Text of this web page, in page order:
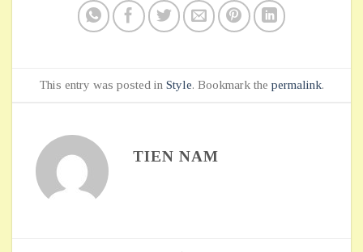
This entry was posted in Style. Bookmark the permalink.
TIEN NAM